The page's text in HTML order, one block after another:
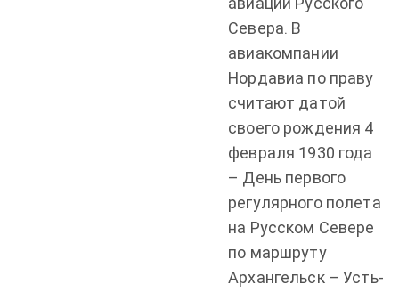
Севера. В
авиакомпании
Нордавиа по праву
считают датой
своего рождения 4
февраля 1930 года
– День первого
регулярного полета
на Русском Севере
по маршруту
Архангельск – Усть-